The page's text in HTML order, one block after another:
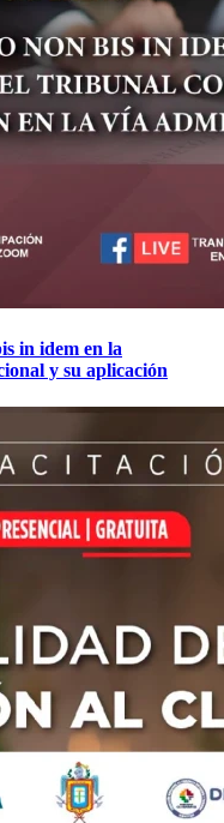
in idem en la
y su aplicación